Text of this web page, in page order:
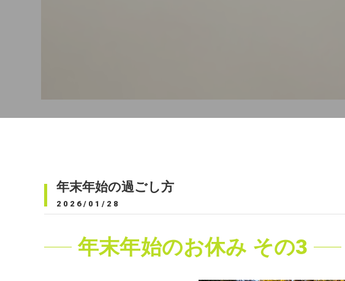
年末年始の過ごし方
2026/01/28
年末年始のお休み その3